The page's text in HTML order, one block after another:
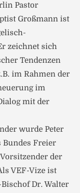
Pastor
Großmann ist
zeichnet sich
Tendenzen
im Rahmen der
im
mit der
wurde Peter
Bundes Freier
der
VEF-Vize ist
Dr. Walter